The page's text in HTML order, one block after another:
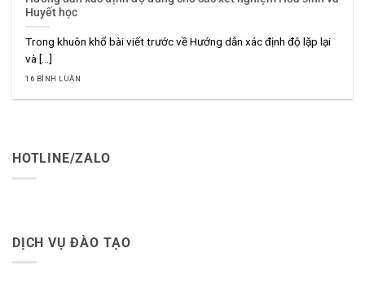
Huyết học
Trong khuôn khổ bài viết trước về Hướng dẫn xác định độ lặp lại
và [...]
16 BÌNH LUẬN
HOTLINE/ZALO
DỊCH VỤ ĐÀO TẠO